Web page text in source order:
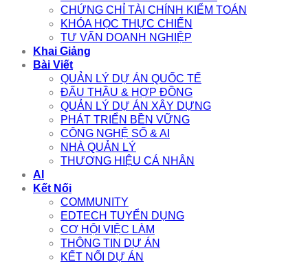
CHỨNG CHỈ TÀI CHÍNH KIỂM TOÁN
KHÓA HỌC THỰC CHIẾN
TƯ VẤN DOANH NGHIỆP
Khai Giảng
Bài Viết
QUẢN LÝ DỰ ÁN QUỐC TẾ
ĐẤU THẦU & HỢP ĐỒNG
QUẢN LÝ DỰ ÁN XÂY DỰNG
PHÁT TRIỂN BỀN VỮNG
CÔNG NGHỆ SỐ & AI
NHÀ QUẢN LÝ
THƯƠNG HIỆU CÁ NHÂN
AI
Kết Nối
COMMUNITY
EDTECH TUYỂN DỤNG
CƠ HỘI VIỆC LÀM
THÔNG TIN DỰ ÁN
KẾT NỐI DỰ ÁN